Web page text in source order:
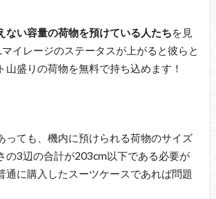
ない容量の荷物を預けている人たちを見
イレージのステータスが上がると彼らと
山盛りの荷物を無料で持ち込めます！
っても、機内に預けられる荷物のサイズ
の3辺の合計が203cm以下である必要が
に購入したスーツケースであれば問題